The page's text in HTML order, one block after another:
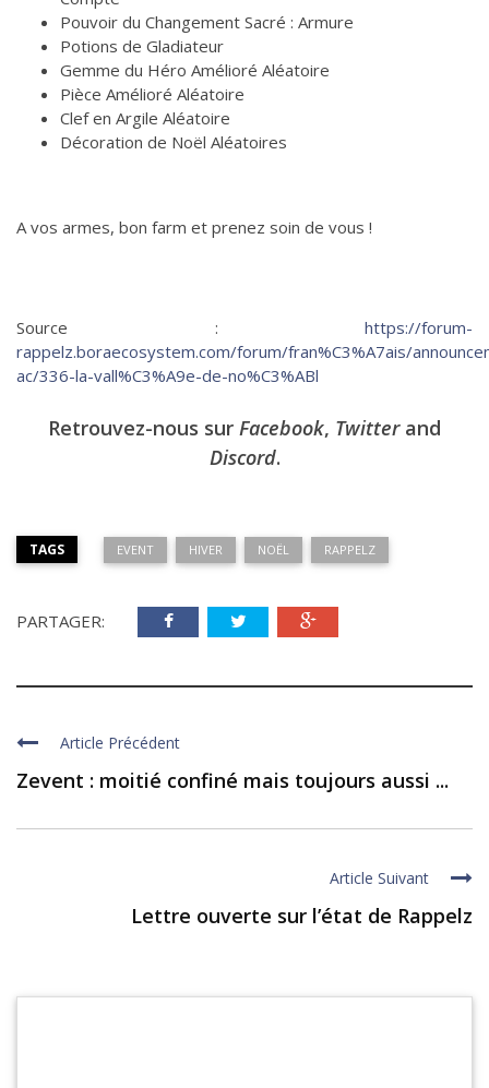
Pouvoir du Changement Sacré : Armure
Potions de Gladiateur
Gemme du Héro Amélioré Aléatoire
Pièce Amélioré Aléatoire
Clef en Argile Aléatoire
Décoration de Noël Aléatoires
A vos armes, bon farm et prenez soin de vous !
Source : https://forum-
rappelz.boraecosystem.com/forum/fran%C3%A7ais/
ac/336-la-vall%C3%A9e-de-no%C3%ABl
Retrouvez-nous sur Facebook, Twitterand
Discord.
TAGS EVENT HIVER NOËL RAPPELZ
PARTAGER:
Article Précédent
Zevent : moitié confiné mais toujours aussi ...
Article Suivant
Lettre ouverte sur l’état de Rappelz